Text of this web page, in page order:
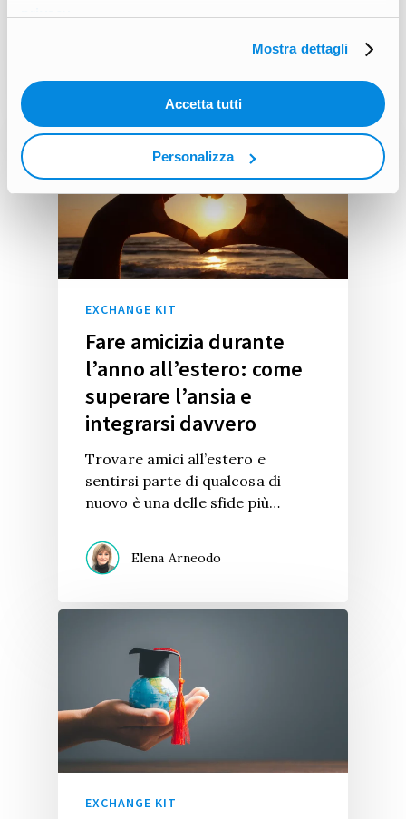
Mostra dettagli
Accetta tutti
Personalizza
EXCHANGE KIT
Fare amicizia durante
l’anno all’estero: come
superare l’ansia e
integrarsi davvero
Trovare amici all’estero e
sentirsi parte di qualcosa di
nuovo è una delle sfide più…
Elena Arneodo
EXCHANGE KIT